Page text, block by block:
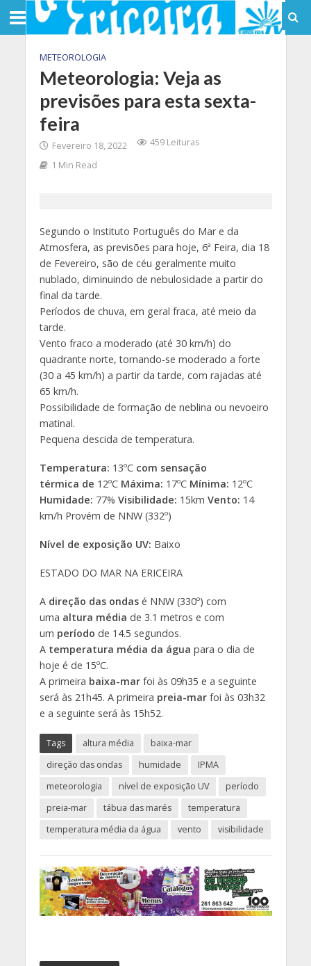
METEOROLOGIA
Meteorologia: Veja as
previsões para esta sexta-
feira
Fevereiro 18, 2022
459 Leituras
1 Min Read
Segundo o Instituto Português do Mar e da
Atmosfera, as previsões para hoje, 6ª Feira, dia 18
de Fevereiro, são de céu geralmente muito
nublado, diminuindo de nebulosidade a partir do
final da tarde.
Períodos de chuva, em geral fraca, até meio da
tarde.
Vento fraco a moderado (até 30 km/h) do
quadrante norte, tornando-se moderado a forte
(30 a 45 km/h) a partir da tarde, com rajadas até
65 km/h.
Possibilidade de formação de neblina ou nevoeiro
matinal.
Pequena descida de temperatura.
Temperatura: 13ºC com sensação
térmica de 12ºC Máxima: 17ºC Mínima: 12ºC
Humidade: 77% Visibilidade: 15km Vento: 14
km/h Provém de NNW (332º)
Nível de exposição UV: Baixo
ESTADO DO MAR NA ERICEIRA
A direção das ondasé NNW (330º) com
uma altura média de 3.1 metros e com
um período de 14.5 segundos.
A temperatura média da água para o dia de
hoje é de 15ºC.
A primeira baixa-marfoi às 09h35 e a seguinte
será às 21h45. A primeira preia-mar foi às 03h32
e a seguinte será às 15h52.
Tags altura média
baixa-mar
direção das ondas
humidade
IPMA
meteorologia
nível de exposição UV
período
preia-mar
tábua das marés
temperatura
temperatura média da água
vento visibilidade